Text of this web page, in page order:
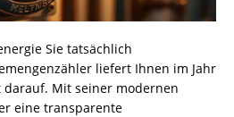
Sie tatsächlich
liefert Ihnen im Jahr
darauf. Mit seiner modernen
eine transparente